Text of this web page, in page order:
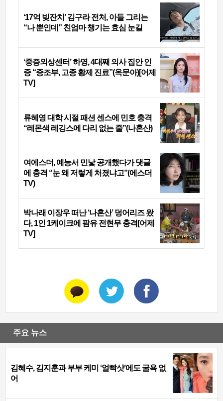
‘17억 빚잔치’ 김구라 전처, 아들 그리는
“나 뿐인데” 친엄마 챙기는 효심 눈길
‘중증외상센터’ 하영, 4대째 의사 집안 인
증 “증조부, 고종 황제 진료”(옥문아)[어제
TV]
류혜영 대학 시절 패션 센스에 민호 충격
“레몬색 레깅스에 다리 없는 줄”(나혼산)
여에스더, 예능서 민낯 공개했다가 댓글
에 충격 “눈 왜 저렇게 처졌냐고”(에스더
TV)
박나래 이장우 떠난 ‘나혼산’ 덩어리즈 왔
다, 1인 1케이크에 팜유 전현무 충격[어제
TV]
주요 뉴스
김혜수, 김지훈과 부부 케미 ‘얼빡샷’에도 굴욕 없
어